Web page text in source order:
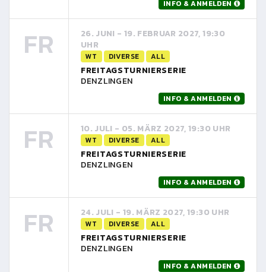
INFO & ANMELDEN
FR
26. JUNI - 19. FEBRUAR 2027, 19:30
UHR
WT DIVERSE ALL
FREITAGSTURNIERSERIE
DENZLINGEN
INFO & ANMELDEN
FR 10. JULI - 05. MÄRZ 2027, 19:30 UHR
WT DIVERSE ALL
FREITAGSTURNIERSERIE
DENZLINGEN
INFO & ANMELDEN
FR 24. JULI - 19. MÄRZ 2027, 19:30 UHR
WT DIVERSE ALL
FREITAGSTURNIERSERIE
DENZLINGEN
INFO & ANMELDEN